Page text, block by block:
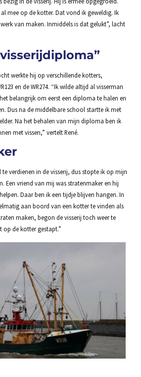
mee op de kotter. Dat vond ik geweldig. Ik
van maken. Inmiddels is dat gelukt”, lacht
werkte hij op verschillende kotters,
en de WR274. “Ik wilde altijd al visserman
belangrijk om eerst een diploma te halen en
Dus na de middelbare school startte ik met
Na het behalen van mijn diploma ben ik
met vissen,” vertelt René.
te verdienen in de visserij, dus stopte ik op mijn
Een vriend van mij was stratenmaker en hij
Daar ben ik een tijdje blijven hangen. In
aan boord van een kotter te vinden als
maken, begon de visserij toch weer te
op de kotter gestapt.”